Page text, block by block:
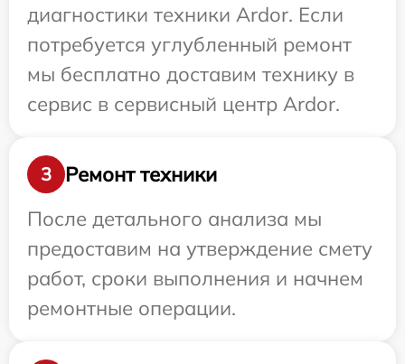
диагностики техники Ardor. Если
потребуется углубленный ремонт
мы бесплатно доставим технику в
сервис в сервисный центр Ardor.
3
Ремонт техники
После детального анализа мы
предоставим на утверждение смету
работ, сроки выполнения и начнем
ремонтные операции.